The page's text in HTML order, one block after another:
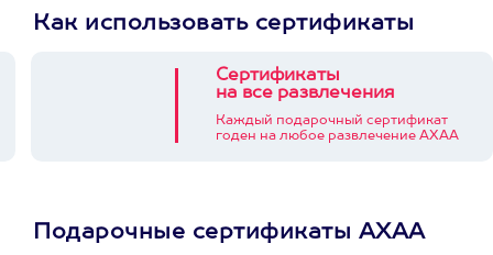
Как использовать сертификаты
Сертификаты
на все развлечения
Каждый подарочный сертификат
годен на любое развлечение АХАА
Подарочные сертификаты АХАА